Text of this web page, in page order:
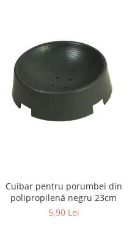
Cuibar pentru porumbei din
polipropilenă negru 23cm
5,90 Lei